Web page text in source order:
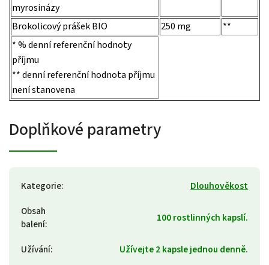
myrosinázy
Brokolicový prášek BIO
250 mg
**
* % denní referenční hodnoty
příjmu
** denní referenční hodnota příjmu
není stanovena
Doplňkové parametry
Kategorie:
Dlouhověkost
Obsah
balení: 100 rostlinných kapslí.
Užívání: Užívejte 2 kapsle jednou denně.